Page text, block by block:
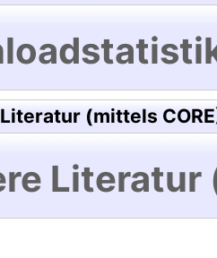
(mittels
Literatur